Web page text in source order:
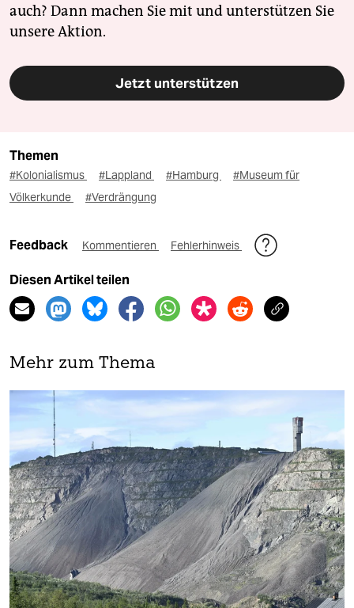
auch? Dann machen Sie mit und unterstützen Sie
unsere Aktion.
Jetzt unterstützen
Themen
#Kolonialismus #Lappland #Hamburg
#Museum für
Völkerkunde
#Verdrängung
Feedback Kommentieren Fehlerhinweis
Diesen Artikel teilen
Mehr zum Thema